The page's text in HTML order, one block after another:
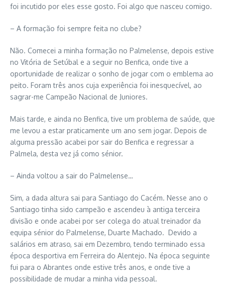
foi incutido por eles esse gosto. Foi algo que nasceu comigo.
– A formação foi sempre feita no clube?
Não. Comecei a minha formação no Palmelense, depois estive
no Vitória de Setúbal e a seguir no Benfica, onde tive a
oportunidade de realizar o sonho de jogar com o emblema ao
peito. Foram três anos cuja experiência foi inesquecível, ao
sagrar-me Campeão Nacional de Juniores.
Mais tarde, e ainda no Benfica, tive um problema de saúde, que
me levou a estar praticamente um ano sem jogar. Depois de
alguma pressão acabei por sair do Benfica e regressar a
Palmela, desta vez já como sénior.
– Ainda voltou a sair do Palmelense…
Sim, a dada altura sai para Santiago do Cacém. Nesse ano o
Santiago tinha sido campeão e ascendeu à antiga terceira
divisão e onde acabei por ser colega do atual treinador da
equipa sénior do Palmelense, Duarte Machado. Devido a
salários em atraso, sai em Dezembro, tendo terminado essa
época desportiva em Ferreira do Alentejo. Na época seguinte
fui para o Abrantes onde estive três anos, e onde tive a
possibilidade de mudar a minha vida pessoal.